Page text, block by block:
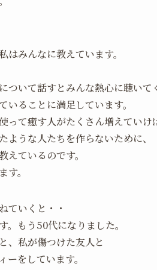
はみんなに教えています。
ついて話すとみんな熱心に聴いて
いることに満足しています。
って癒す人がたくさん増えていけ
ような人たちを作らないために、
えているのです。
す。
ていくと・・
。もう50代になりました。
、私が傷つけた友人と
ーをしています。